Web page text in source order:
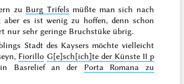
zu Burg Trifels müßte man sich nach
aber es ist wenig zu hoffen, denn schon
nur sehr geringe Bruchstüke übrig.
Stadt des Kaysers möchte vielleicht
Fiorillo G[e]sch[ich]te der Künste II p
Basrelief an der Porta Romana zu